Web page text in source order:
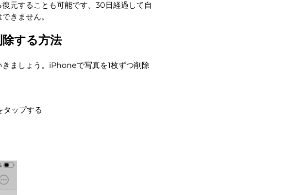
元することも可能です。30日経過して自
きません。
する方法
ましょう。iPhoneで写真を1枚ずつ削除
タップする